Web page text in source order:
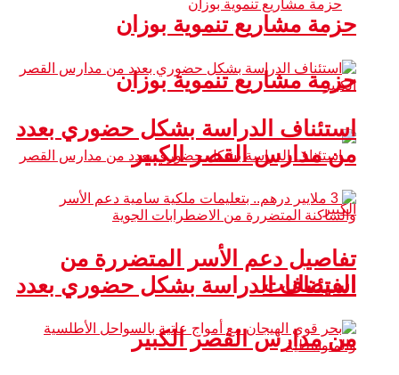
حزمة مشاريع تنموية بوزان
استئناف الدراسة بشكل حضوري بعدد
من مدارس القصر الكبير
حزمة مشاريع تنموية بوزان
استئناف الدراسة بشكل حضوري بعدد
من مدارس القصر الكبير
تفاصيل دعم الأسر المتضررة من
الفيضانات